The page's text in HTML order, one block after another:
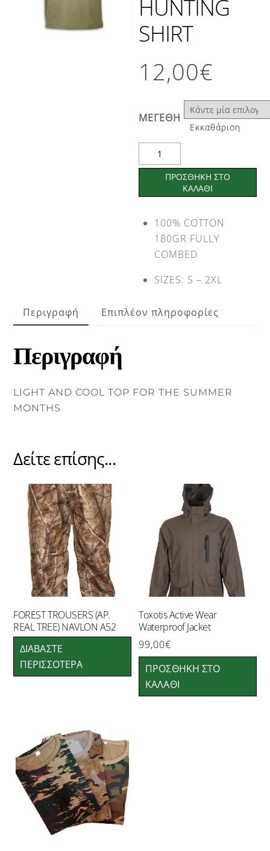
HUNTING
SHIRT
12,00€
ΜΕΓΕΘΗ
Εκκαθάριση
TOXOTIS
05GB
HUNTING
SHIRT
ΠΡΟΣΘΉΚΗ ΣΤΟ
ΚΑΛΆΘΙ
100% COTTON
180GR FULLY
COMBED
SIZES: S – 2XL
Περιγραφή Επιπλέον πληροφορίες
Περιγραφή
LIGHT AND COOL TOP FOR THE SUMMER
MONTHS
Δείτε επίσης...
FOREST TROUSERS (AP.
REAL TREE) NAVLON A52
ΔΙΑΒΆΣΤΕ
ΠΕΡΙΣΣΌΤΕΡΑ
Toxotis Active Wear
Waterproof Jacket
99,00€
ΠΡΟΣΘΉΚΗ ΣΤΟ
ΚΑΛΆΘΙ